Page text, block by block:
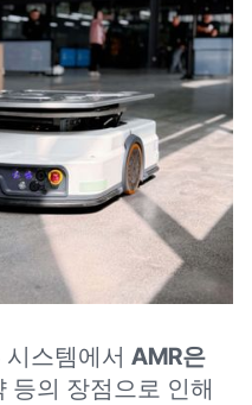
스템에서 AMR은
등의 장점으로 인해